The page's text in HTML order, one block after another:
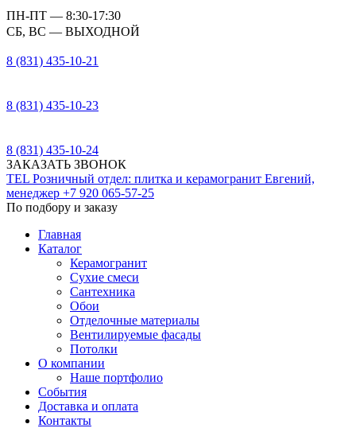
ПН-ПТ — 8:30-17:30
СБ, ВС — ВЫХОДНОЙ
8 (831) 435-10-21
8 (831) 435-10-23
8 (831) 435-10-24
ЗАКАЗАТЬ ЗВОНОК
TEL Розничный отдел: плитка и керамогранит Евгений,
менеджер +7 920 065-57-25
По подбору и заказу
Главная
Каталог
Керамогранит
Сухие смеси
Сантехника
Обои
Отделочные материалы
Вентилируемые фасады
Потолки
О компании
Наше портфолио
События
Доставка и оплата
Контакты